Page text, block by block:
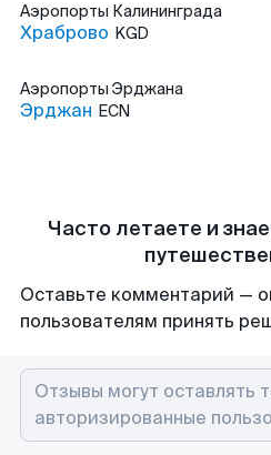
Аэропорты Калининграда
Храброво KGD
Аэропорты Эрджана
Эрджан ECN
Часто летаете и
Оставьте комментарий —
пользователям принять